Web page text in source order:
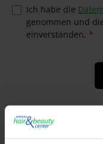
Ich habe die
genommen und
einverstanden. *
GTIN/EAN:
4981104368219
Hersteller: